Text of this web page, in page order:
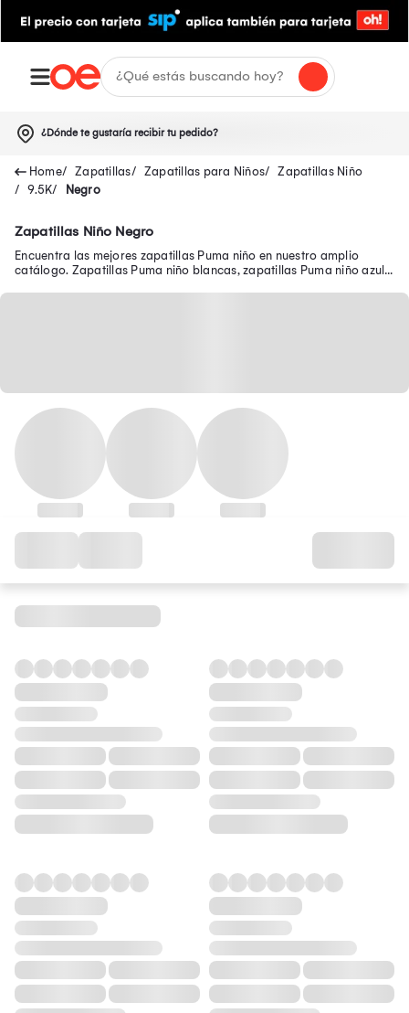
¿Dónde te gustaría recibir tu pedido?
Zapatillas Zapatillas para Niños
Zapatillas Niño
9.5K
Negro
Zapatillas Niño Negro
Encuentra las mejores zapatillas Puma niño en nuestro amplio
catálogo. Zapatillas Puma niño blancas, zapatillas Puma niño azul y